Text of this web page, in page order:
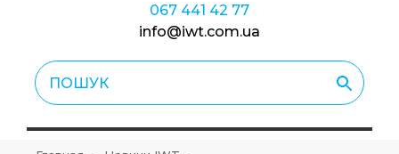
067 441 42 77
info@iwt.com.ua